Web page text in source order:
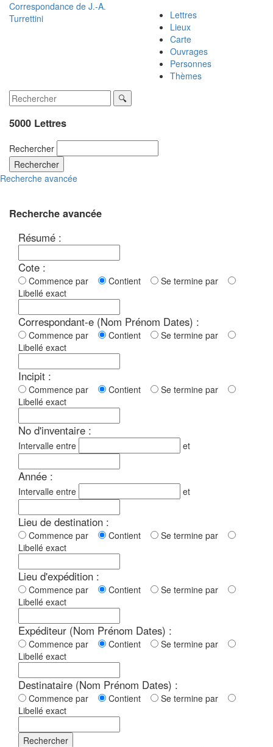
Correspondance de J.-A.
Turrettini
Lettres
Lieux
Carte
Ouvrages
Personnes
Thèmes
5000 Lettres
Rechercher
Rechercher
Recherche avancée
Recherche avancée
Résumé :
Cote :
Commence par Contient
Se termine par
Libellé exact
Correspondant-e (Nom Prénom Dates) :
Commence par Contient
Se termine par
Libellé exact
Incipit :
Commence par Contient
Se termine par
Libellé exact
No d'inventaire :
Intervalle entre et
Année :
Intervalle entre et
Lieu de destination :
Commence par Contient
Se termine par
Libellé exact
Lieu d'expédition :
Commence par Contient
Se termine par
Libellé exact
Expéditeur (Nom Prénom Dates) :
Commence par Contient
Se termine par
Libellé exact
Destinataire (Nom Prénom Dates) :
Commence par Contient
Se termine par
Libellé exact
Rechercher